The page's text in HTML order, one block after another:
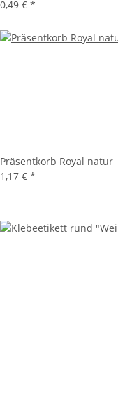
0,49 € *
Präsentkorb Royal natur
1,17 € *